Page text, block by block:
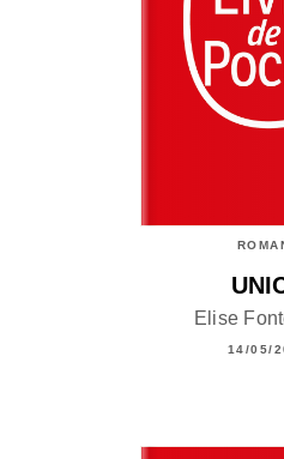
Elise
14/05/